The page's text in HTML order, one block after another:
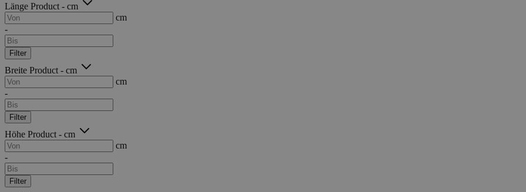
Länge Product - cm
cm
-
Filter
Breite Product - cm
cm
-
Filter
Höhe Product - cm
cm
-
Filter